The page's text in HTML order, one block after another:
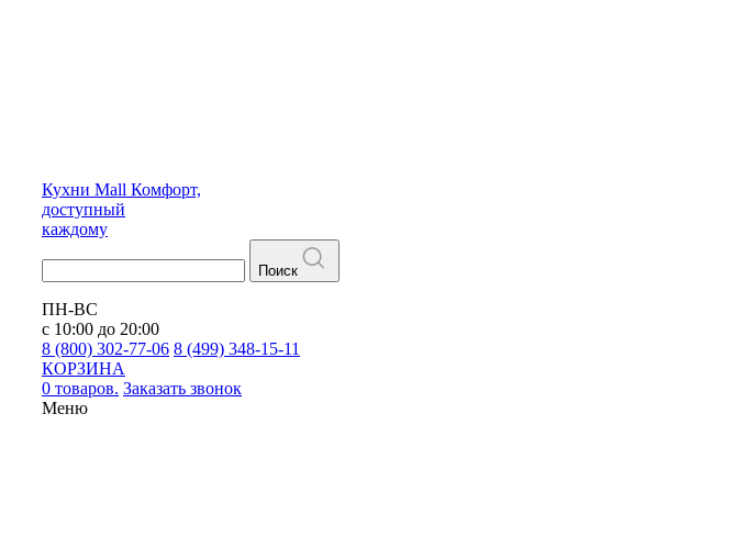
Кухни Mall Комфорт,
доступный
каждому
Поиск
ПН-ВС
с 10:00 до 20:00
8 (800) 302-77-06 8 (499) 348-15-11
КОРЗИНА
0 товаров. Заказать звонок
Меню